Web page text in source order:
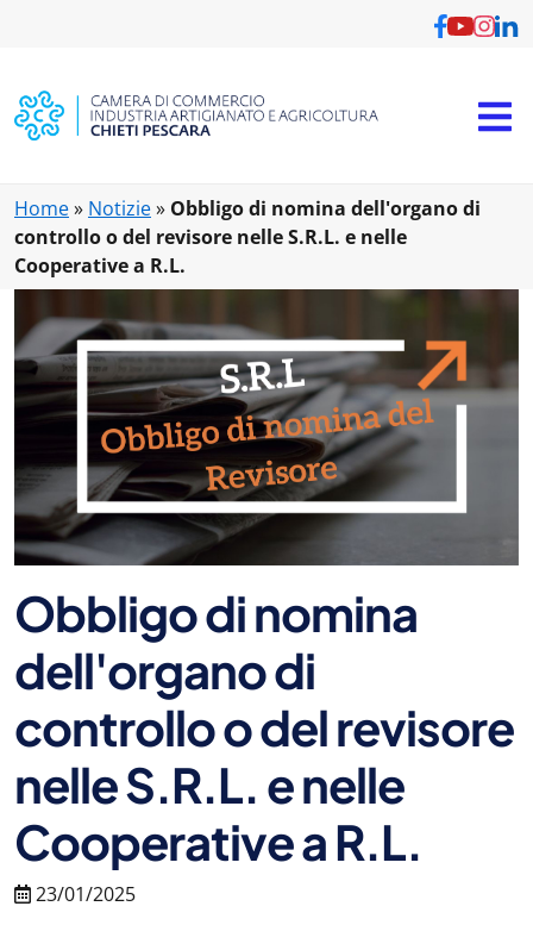
Home» Notizie» Obbligo di nomina dell'organo di
controllo o del revisore nelle S.R.L. e nelle
Cooperative a R.L.
Obbligo di nomina
dell'organo di
controllo o del revisore
nelle S.R.L. e nelle
Cooperative a R.L.
23/01/2025